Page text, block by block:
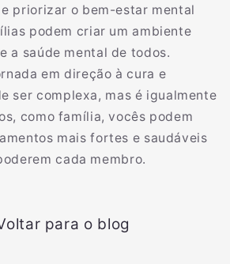
e priorizar o bem-estar mental
podem criar um ambiente
a saúde mental de todos.
em direção à cura e
ser complexa, mas é igualmente
como família, vocês podem
mais fortes e saudáveis
cada membro.
para o blog